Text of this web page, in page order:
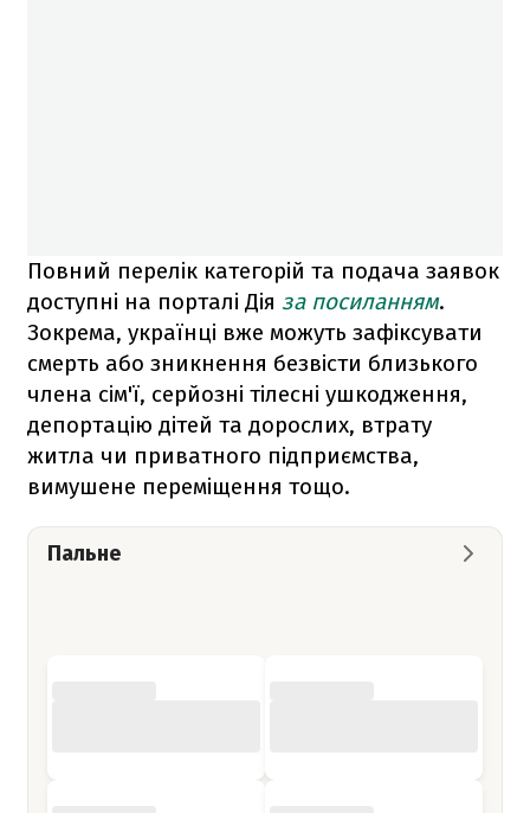
Повний перелік категорій та подача заявок
доступні на порталі Дія за посиланням.
Зокрема, українці вже можуть зафіксувати
смерть або зникнення безвісти близького
члена сім'ї, серйозні тілесні ушкодження,
депортацію дітей та дорослих, втрату
житла чи приватного підприємства,
вимушене переміщення тощо.
Пальне